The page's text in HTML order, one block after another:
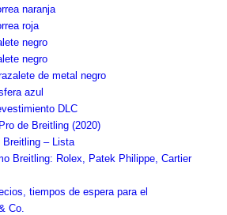
naranja
roja
negro
negro
de metal negro
azul
DLC
de Breitling (2020)
Breitling – Lista
Breitling: Rolex, Patek Philippe, Cartier
tiempos de espera para el
Co.